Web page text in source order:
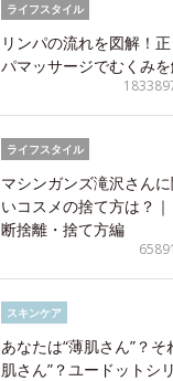
ライフスタイル
リンパの流れを図解！
パマッサージでむくみ
ライフスタイル
マシンガンズ滝沢さん
いコスメの捨て方は？
断捨離・捨て方編
スキンケア
あなたは“薄肌さん”？そ
肌さん”？ユードットシ